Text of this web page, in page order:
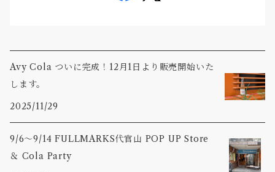
Avy Cola ついに完成！12月1日より販売開始いた
します。
2025/11/29
9/6〜9/14 FULLMARKS代官山 POP UP Store
＆ Cola Party